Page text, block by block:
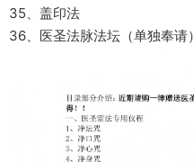
35、盖印法
36、医圣法脉法坛（单独奉请）